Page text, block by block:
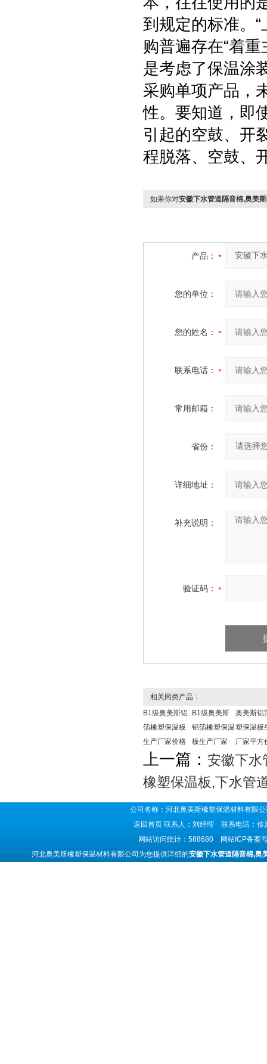
到规定的标准。
购普遍存在“着
是考虑了保温涂
采购单项产品，
性。要知道，即
引起的空鼓、开
程脱落、空鼓、
如果你对安徽下水管道隔音棉,奥美
产品：
您的单位：
您的姓名：
联系电话：
常用邮箱：
省份：
详细地址：
补充说明：
验证码：
相关同类产品：
B1级奥美斯铝
箔橡塑保温板
生产厂家价格
B1级奥美斯
铝箔橡塑保温
板生产厂家
奥美斯铝
塑保温板
厂家平方
上一篇： 安徽下水
橡塑保温板,下水管
公司名称：河北奥美斯橡塑保温材料有
返回首页 联系人：刘经理 联系电话：
网站访问统计：588680 网站ICP备案
河北奥美斯橡塑保温材料有限公司为您提供详细的安徽下水管道隔音棉,奥